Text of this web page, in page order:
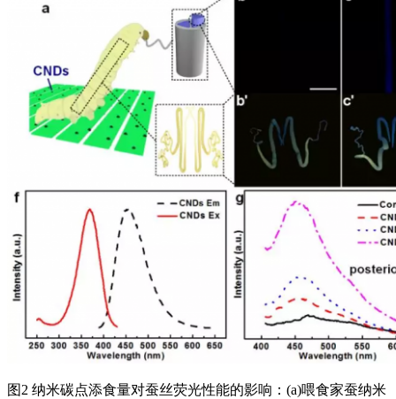
图2 纳米碳点添食量对蚕丝荧光性能的影响：(a)喂食家蚕纳米